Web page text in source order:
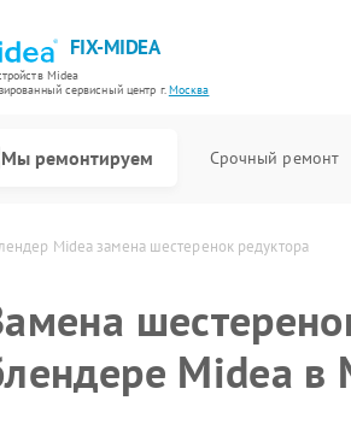
FIX-MIDEA
Midea
cервисный центр г.Москва
Мы ремонтируем Срочный ремонт
Midea замена шестеренок редуктора
Midea в